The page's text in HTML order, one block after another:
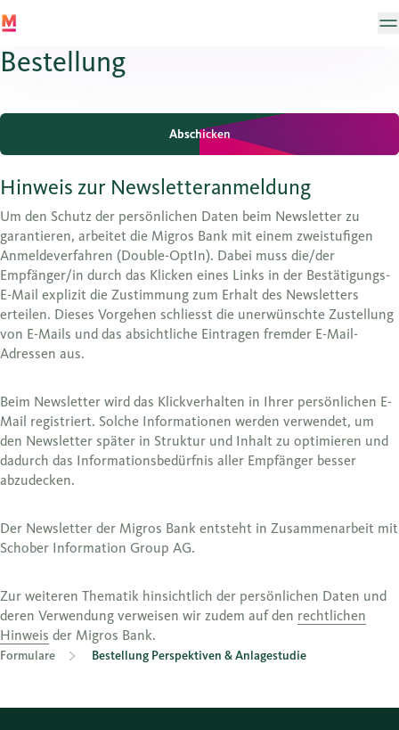
Bestellung
Abschicken
Abschicken
Hinweis zur Newsletteranmeldung
Um den Schutz der persönlichen Daten beim Newsletter zu
garantieren, arbeitet die Migros Bank mit einem zweistufigen
Anmeldeverfahren (Double-OptIn). Dabei muss die/der
Empfänger/in durch das Klicken eines Links in der Bestätigungs-
E-Mail explizit die Zustimmung zum Erhalt des Newsletters
erteilen. Dieses Vorgehen schliesst die unerwünschte Zustellung
von E-Mails und das absichtliche Eintragen fremder E-Mail-
Adressen aus.
Beim Newsletter wird das Klickverhalten in Ihrer persönlichen E-
Mail registriert. Solche Informationen werden verwendet, um
den Newsletter später in Struktur und Inhalt zu optimieren und
dadurch das Informationsbedürfnis aller Empfänger besser
abzudecken.
Der Newsletter der Migros Bank entsteht in Zusammenarbeit mit
Schober Information Group AG.
Zur weiteren Thematik hinsichtlich der persönlichen Daten und
deren Verwendung verweisen wir zudem auf den rechtlichen
Hinweis der Migros Bank.
Formulare Bestellung Perspektiven & Anlagestudie